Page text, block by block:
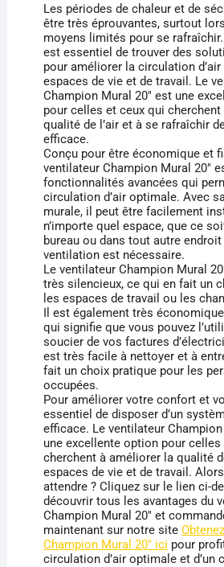
Les périodes de chaleur et de
être très éprouvantes, surtout
moyens limités pour se rafraîchir.
est essentiel de trouver des
pour améliorer la circulation d’air
espaces de vie et de travail. Le
Champion Mural 20″ est une
pour celles et ceux qui
qualité de l’air et à se rafraîchir
efficace.
Conçu pour être économique et
ventilateur Champion Mural 20″
fonctionnalités avancées qui
circulation d’air optimale. Avec
murale, il peut être facilement
n’importe quel espace, que ce
bureau ou dans tout autre
ventilation est nécessaire.
Le ventilateur Champion Mural
très silencieux, ce qui en fait un
les espaces de travail ou les
Il est également très
qui signifie que vous pouvez
soucier de vos factures
est très facile à nettoyer et à
fait un choix pratique pour les
occupées.
Pour améliorer votre confort et
essentiel de disposer d’un
efficace. Le ventilateur
une excellente option pour celles
cherchent à améliorer la qualité
espaces de vie et de travail.
attendre ? Cliquez sur le lien ci-
découvrir tous les avantages du
Champion Mural 20″ et
maintenant sur notre site
Champion Mural 20″ ici pour
circulation d’air optimale et d’un